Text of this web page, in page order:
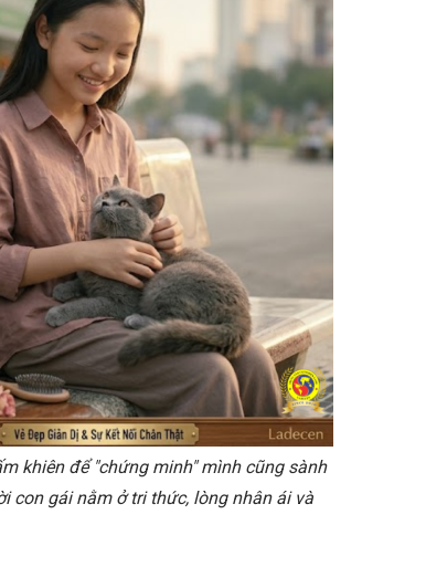
khiên để "chứng minh" mình cũng sành
con gái nằm ở tri thức, lòng nhân ái và